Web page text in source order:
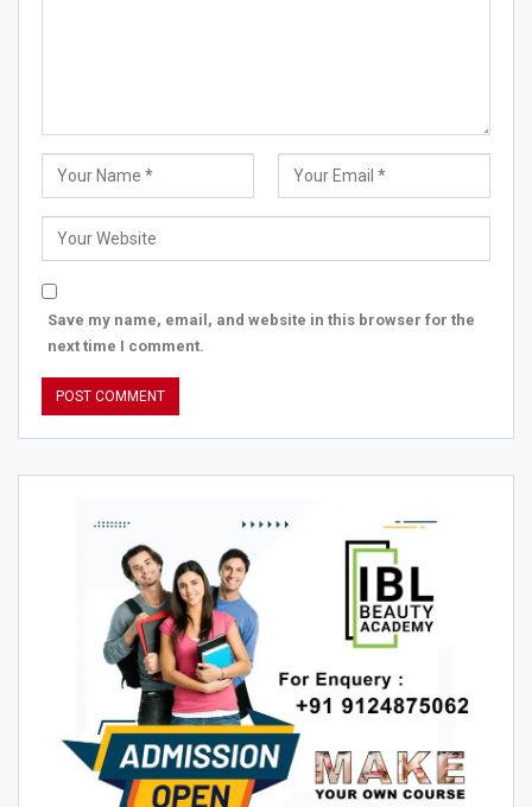
Save my name, email, and website in this browser for the
next time I comment.